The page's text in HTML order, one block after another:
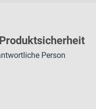
oduktsicherheit
Person